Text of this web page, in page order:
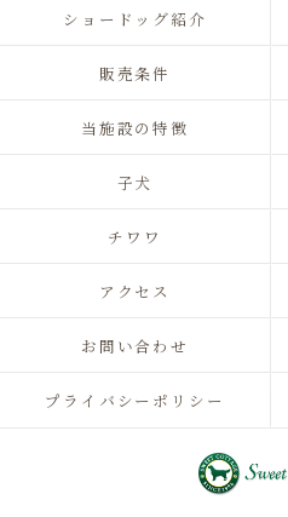
ショードッグ紹介
販売条件
当施設の特徴
子犬
チワワ
アクセス
お問い合わせ
プライバシーポリシー